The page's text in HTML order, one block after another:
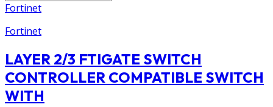
Fortinet
Fortinet
LAYER 2/3 FTIGATE SWITCH
CONTROLLER COMPATIBLE SWITCH
WITH